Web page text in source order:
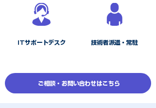
ITサポートデスク 技術者派遣・常駐
ご相談・お問い合わせはこちら